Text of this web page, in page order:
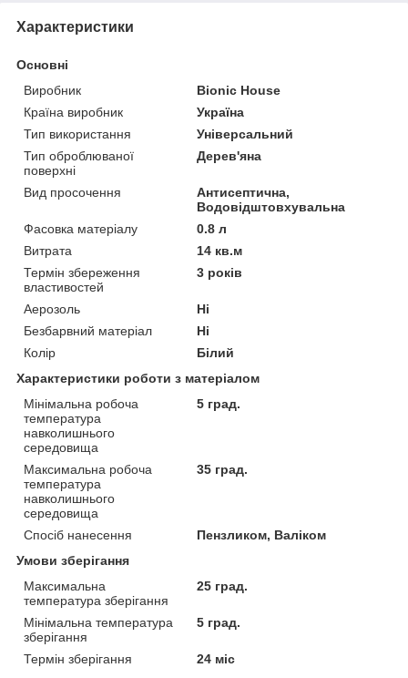
Характеристики
Основні
Виробник
Bionic House
Країна виробник
Україна
Тип використання
Універсальний
Тип оброблюваної
поверхні
Дерев'яна
Вид просочення
Антисептична,
Водовідштовхувальна
Фасовка матеріалу
0.8 л
Витрата
14 кв.м
Термін збереження
властивостей
3 років
Аерозоль
Ні
Безбарвний матеріал
Ні
Колір
Білий
Характеристики роботи з матеріалом
Мінімальна робоча
температура
навколишнього
середовища
5 град.
Максимальна робоча
температура
навколишнього
середовища
35 град.
Спосіб нанесення
Пензликом, Валіком
Умови зберігання
Максимальна
температура зберігання
25 град.
Мінімальна температура
зберігання
5 град.
Термін зберігання 24 міс